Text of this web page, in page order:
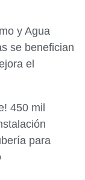
y Agua
se benefician
el
450 mil
para